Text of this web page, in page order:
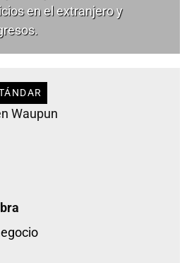
en el extranjero y
Waupun